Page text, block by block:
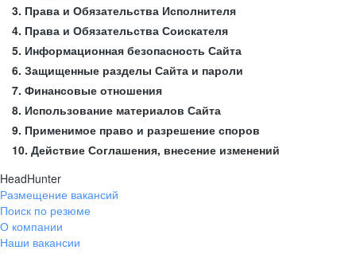
3. Права и Обязательства Исполнителя
4. Права и Обязательства Соискателя
5. Информационная безопасность Сайта
6. Защищенные разделы Сайта и пароли
7. Финансовые отношения
8. Использование материалов Сайта
9. Применимое право и разрешение споров
10. Действие Соглашения, внесение изменений
HeadHunter
Размещение вакансий
Поиск по резюме
О компании
Наши вакансии